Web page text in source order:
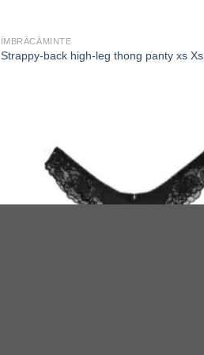
ÎMBRĂCĂMINTE
Strappy-back high-leg thong panty xs Xs